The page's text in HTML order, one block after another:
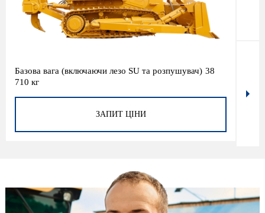
Базова вага (включаючи лезо SU та розпушувач) 38
710 кг
ЗАПИТ ЦІНИ